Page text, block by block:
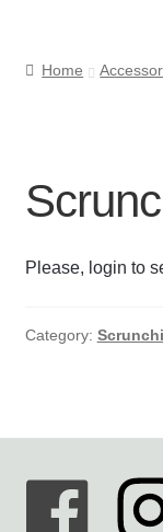
Kontakt os
Kurv
Min Konto
Shop
Home
Please, login to
Category: